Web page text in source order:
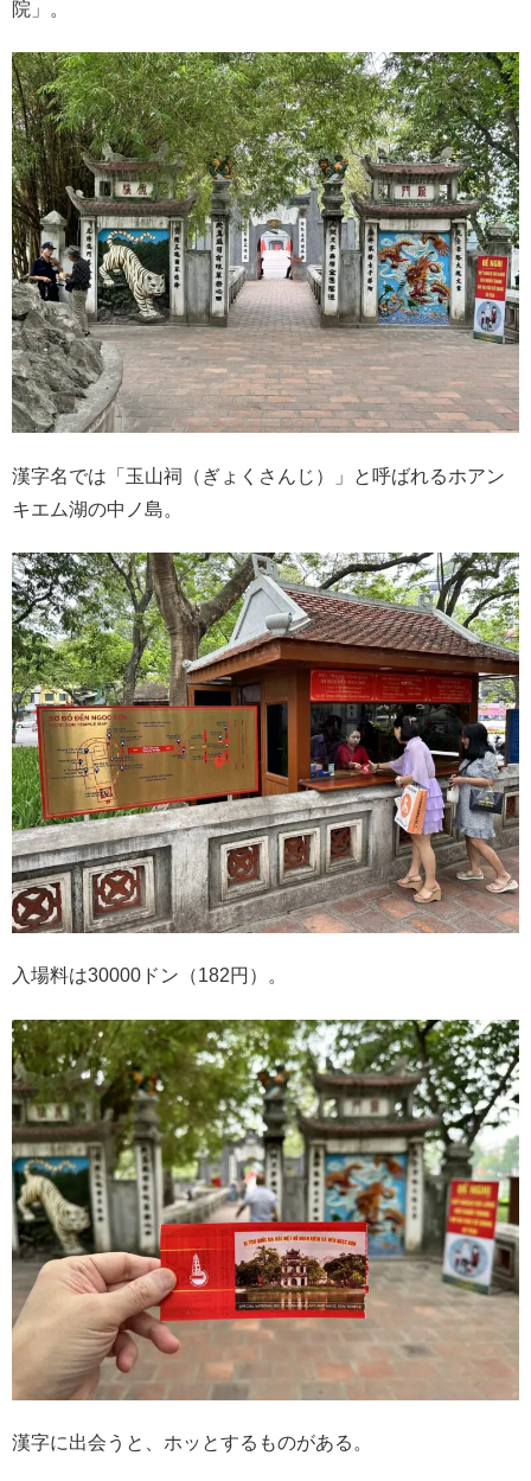
院」。
漢字名では「玉山祠（ぎょくさんじ）」と呼ばれるホアン
キエム湖の中ノ島。
入場料は30000ドン（182円）。
漢字に出会うと、ホッとするものがある。